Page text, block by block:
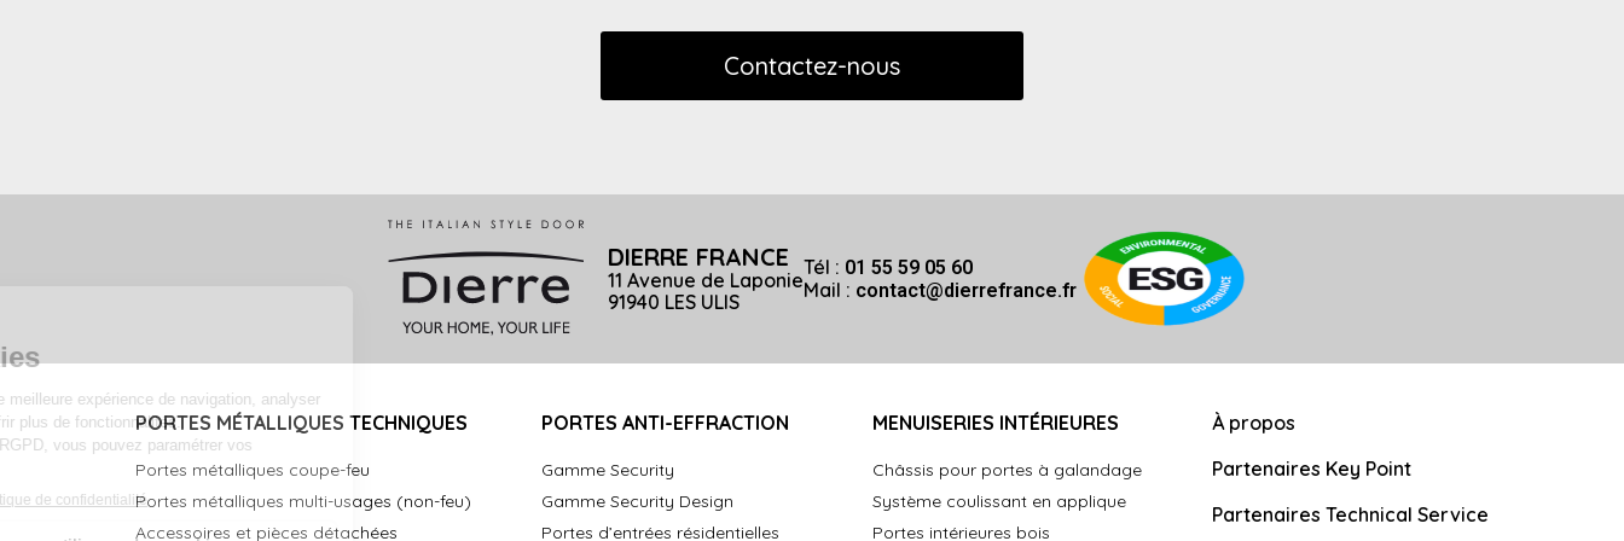
Contactez-nous
DIERRE FRANCE
11 Avenue de Laponie
91940 LES ULIS
Tél : 01 55 59 05 60
Mail : contact@dierrefrance.fr
PORTES MÉTALLIQUES TECHNIQUES
Portes métalliques coupe-feu
Portes métalliques multi-usages (non-feu)
Accessoires et pièces détachées
PORTES ANTI-EFFRACTION
Gamme Security
Gamme Security Design
Portes d’entrées résidentielles
MENUISERIES INTÉRIEURES
Châssis pour portes à galandage
Système coulissant en applique
Portes intérieures bois
À propos
Partenaires Key Point
Partenaires Technical Service